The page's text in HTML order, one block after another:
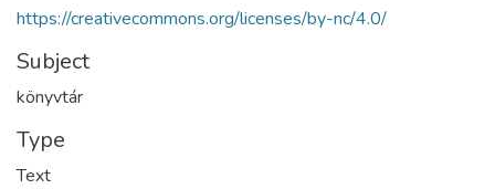
https://creativecommons.org/licenses/by-nc/4.0/
Subject
könyvtár
Type
Text